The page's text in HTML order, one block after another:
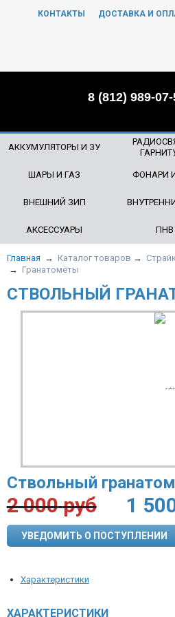
КОНТАКТЫ ДОСТАВКА И
8 (812) 989-
АККУМУЛЯТОРЫ И ЗУ
ШАРЫ И ГАЗ ФОНАРИ
ВНЕШНИЙ ЗИП
АКСЕССУАРЫ ПНВ
Главная → Каталог товаров →
→ Гранатомёты
СТВОЛЬНЫЙ
Ствольный
2 000 руб 1
УВЕДОМИТЬ О ПОСТУПЛЕНИИ
Характеристики
ХАРАКТЕРИСТИКИ
ЧТО БУДЕМ ИСКАТЬ?